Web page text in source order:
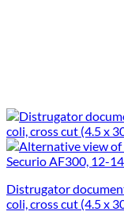
Distrugator
coli, cross cut (4.5 x